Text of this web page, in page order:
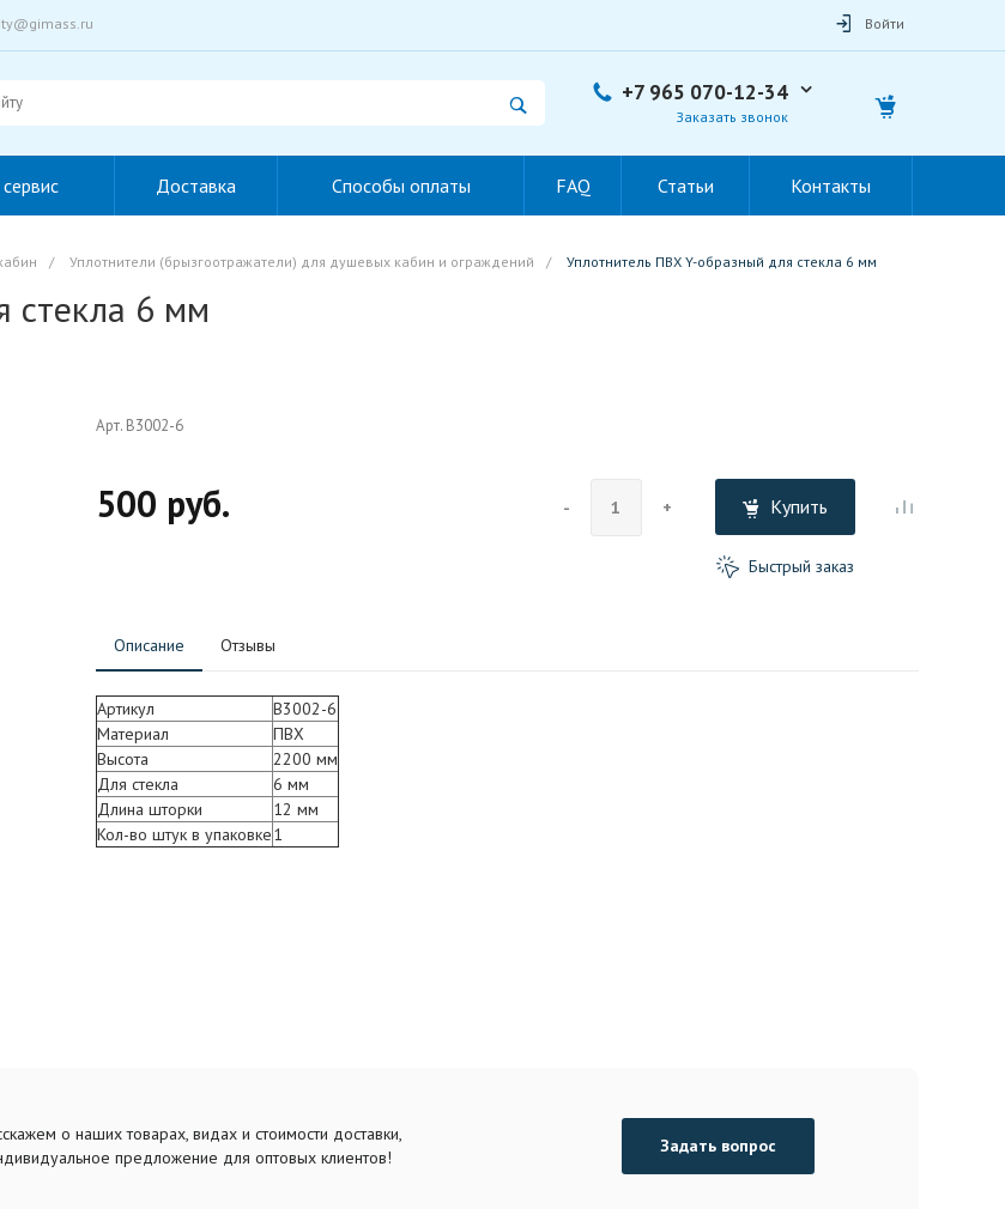
Войти
+7 965 070-12-34
Заказать звонок
Доставка Способы оплаты FAQ Статьи Контакты
/ Уплотнители (брызгоотражатели) для душевых кабин и ограждений / Уплотнитель ПВХ Y-образный для стекла 6 мм
стекла 6 мм
Арт. B3002-6
500 руб. - + Купить
Быстрый заказ
Описание Отзывы
Артикул
B3002-6
Материал
ПВХ
Высота
2200 мм
Для стекла
6 мм
Длина шторки
12 мм
Кол-во штук в упаковке1
о наших товарах, видах и стоимости доставки,
предложение для оптовых клиентов!
Задать вопрос